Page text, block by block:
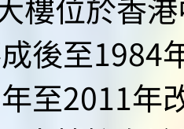
後至1984
至2011年